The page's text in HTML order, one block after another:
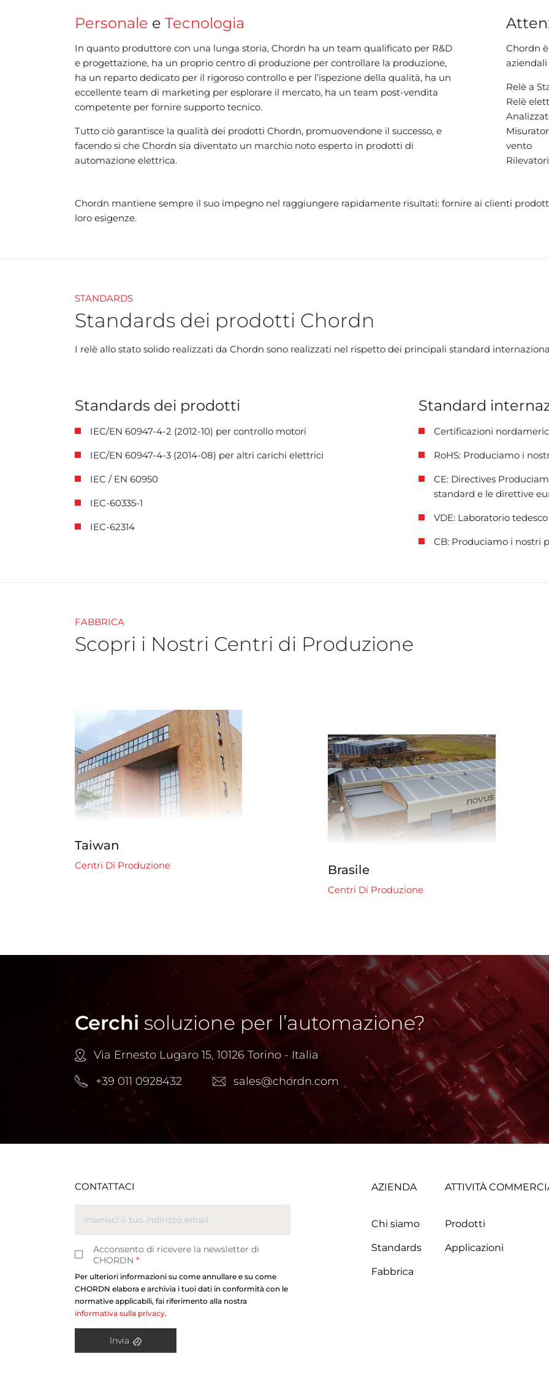
Personale e Tecnologia
In quanto produttore con una lunga storia, Chordn ha un team qualificato per R&D
e progettazione, ha un proprio centro di produzione per controllare la produzione,
ha un reparto dedicato per il rigoroso controllo e per l’ispezione della qualità, ha un
eccellente team di marketing per esplorare il mercato, ha un team post-vendita
competente per fornire supporto tecnico.
Tutto ciò garantisce la qualità dei prodotti Chordn, promuovendone il successo, e
facendo si che Chordn sia diventato un marchio noto esperto in prodotti di
automazione elettrica.
Chordn
Relè a
Relè
vento
Chordn mantiene sempre il suo impegno nel raggiungere rapidamente risultati: fornire ai clienti
loro esigenze.
STANDARDS
Standards dei prodotti Chordn
I relè allo stato solido realizzati da Chordn sono realizzati nel rispetto dei principali standard
Standards dei prodotti
IEC/EN 60947-4-2 (2012-10) per controllo motori
IEC/EN 60947-4-3 (2014-08) per altri carichi elettrici
IEC / EN 60950
IEC-60335-1
IEC-62314
Standard
Certificazioni
RoHS: Produciamo i
CE: Directives
standard e le direttive
VDE: Laboratorio tedesco
CB: Produciamo i nostri
FABBRICA
Scopri i Nostri Centri di Produzione
Brasile
Centri Di Produzione Malesia
Cerchi soluzione per l’automazione?
Via Ernesto Lugaro 15, 10126 Torino - Italia
+39 011 0928432
sales@chordn.com
CONTATTACI
Acconsento di ricevere la newsletter di
CHORDN *
Per ulteriori informazioni su come annullare e su come
CHORDN elabora e archivia i tuoi dati in conformità con le
normative applicabili, fai riferimento alla nostra
informativa sulla privacy.
Invia
AZIENDA
Chi siamo
Standards
Fabbrica
ATTIVITÀ
Prodotti
Applicazioni